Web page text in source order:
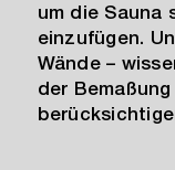
um die Sauna
einzufügen.
Wände –
der